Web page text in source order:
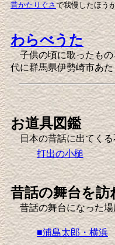
昔かたりぐさで我慢したほう
わらべうた
子供の頃に歌ったもの
代に群馬県伊勢崎市あ
お道具図鑑
日本の昔話に出てくる
打出の小槌
昔話の舞台を訪
昔話の舞台になった場
■浦島太郎・横浜